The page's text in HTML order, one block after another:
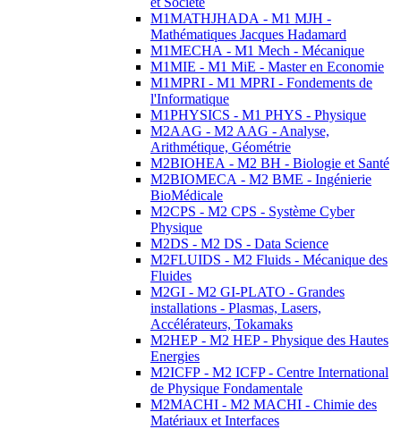
M1MATHJHADA - M1 MJH -
Mathématiques Jacques Hadamard
M1MECHA - M1 Mech - Mécanique
M1MIE - M1 MiE - Master en Economie
M1MPRI - M1 MPRI - Fondements de
l'Informatique
M1PHYSICS - M1 PHYS - Physique
M2AAG - M2 AAG - Analyse,
Arithmétique, Géométrie
M2BIOHEA - M2 BH - Biologie et Santé
M2BIOMECA - M2 BME - Ingénierie
BioMédicale
M2CPS - M2 CPS - Système Cyber
Physique
M2DS - M2 DS - Data Science
M2FLUIDS - M2 Fluids - Mécanique des
Fluides
M2GI - M2 GI-PLATO - Grandes
installations - Plasmas, Lasers,
Accélérateurs, Tokamaks
M2HEP - M2 HEP - Physique des Hautes
Energies
M2ICFP - M2 ICFP - Centre International
de Physique Fondamentale
M2MACHI - M2 MACHI - Chimie des
Matériaux et Interfaces